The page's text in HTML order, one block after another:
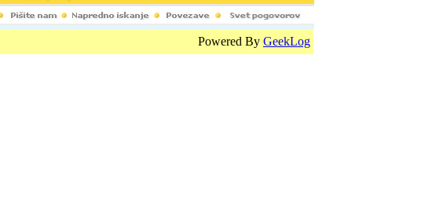
Powered By GeekLog